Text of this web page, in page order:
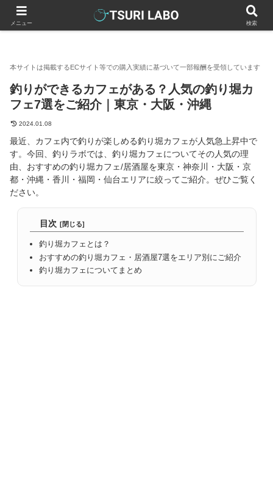
釣りラボマガジン 釣りお役立ち情報・コラム 釣りができるカ
釣りができるカフェがある？人気の釣り堀カ
フェ7選をご紹介｜東京・大阪・沖縄
2024.01.08
最近、カフェ内で釣りが楽しめる釣り堀カフェが人気急上昇中で
す。今回、釣りラボでは、釣り堀カフェについてその人気の理
由、おすすめの釣り堀カフェ/居酒屋を東京・神奈川・大阪・京
都・沖縄・香川・福岡・仙台エリアに絞ってご紹介。ぜひご覧く
ださい。
目次
釣り堀カフェとは？
おすすめの釣り堀カフェ・居酒屋7選をエリア別にご紹介
釣り堀カフェについてまとめ
メニュー 検索